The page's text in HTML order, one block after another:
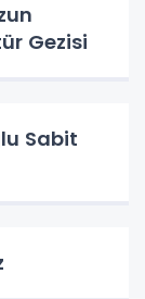
Gezisi
Sabit